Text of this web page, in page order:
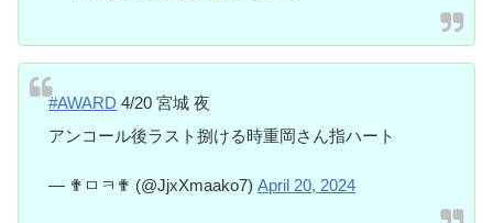
#AWARD 4/20 宮城 夜
アンコール後ラスト捌ける時重岡さん指ハート
— ✟ㅁㅋ✟ (@JjxXmaako7) April 20, 2024